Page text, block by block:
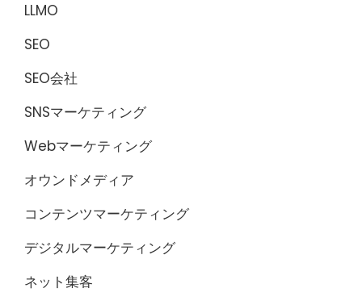
LLMO
SEO
SEO会社
SNSマーケティング
Webマーケティング
オウンドメディア
コンテンツマーケティング
デジタルマーケティング
ネット集客